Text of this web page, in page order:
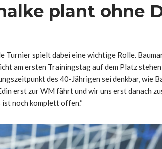
plant ohne
Turnier spielt dabei eine wichtige Rolle.
am ersten Trainingstag auf dem Platz stehen
des 40-Jährigen sei denkbar, wie
erst zur WM fährt und wir uns erst danach
noch komplett offen.“